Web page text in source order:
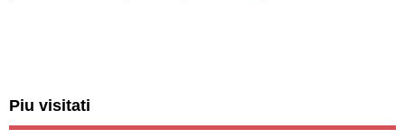
Piu visitati